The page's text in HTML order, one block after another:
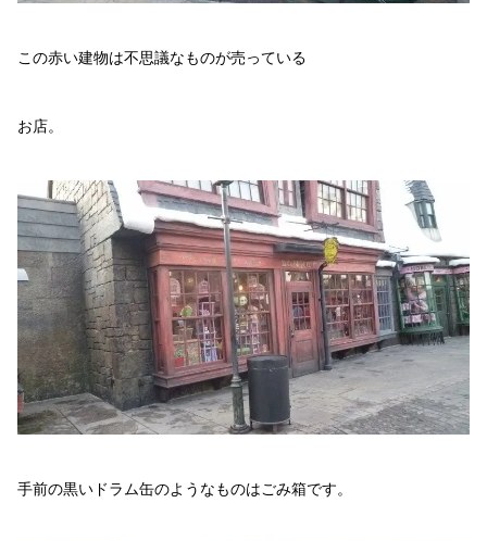
この赤い建物は不思議なものが売っている
お店。
手前の黒いドラム缶のようなものはごみ箱です。